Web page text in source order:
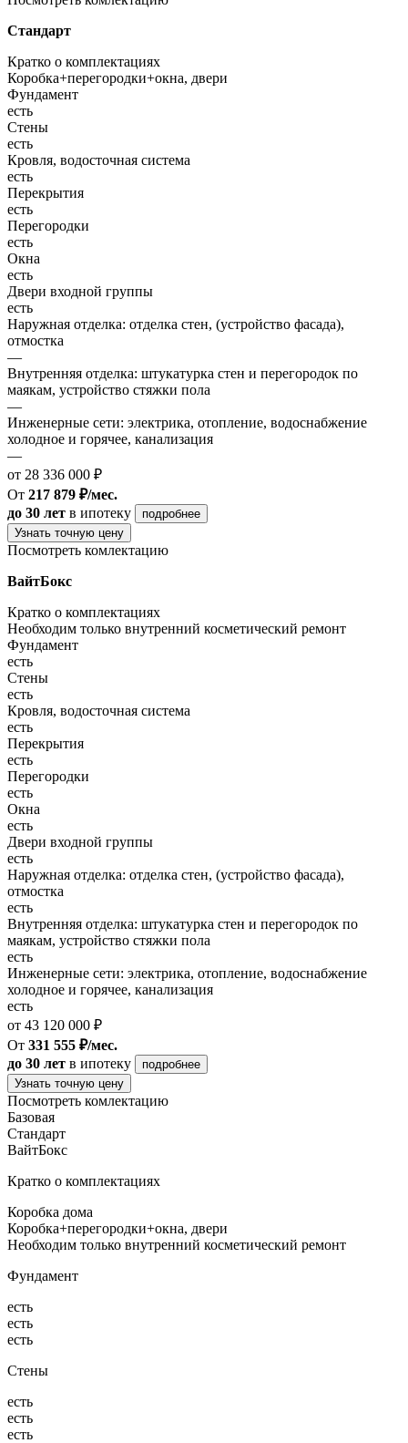
Стандарт
Кратко о комплектациях
Коробка+перегородки+окна, двери
Фундамент
есть
Стены
есть
Кровля, водосточная система
есть
Перекрытия
есть
Перегородки
есть
Окна
есть
Двери входной группы
есть
Наружная отделка: отделка стен, (устройство фасада),
отмостка
—
Внутренняя отделка: штукатурка стен и перегородок по
маякам, устройство стяжки пола
—
Инженерные сети: электрика, отопление, водоснабжение
холодное и горячее, канализация
—
от 28 336 000 ₽
От 217 879 ₽/мес.
до 30 лет в ипотеку
подробнее
Узнать точную цену
Посмотреть комлектацию
ВайтБокс
Кратко о комплектациях
Необходим только внутренний косметический ремонт
Фундамент
есть
Стены
есть
Кровля, водосточная система
есть
Перекрытия
есть
Перегородки
есть
Окна
есть
Двери входной группы
есть
Наружная отделка: отделка стен, (устройство фасада),
отмостка
есть
Внутренняя отделка: штукатурка стен и перегородок по
маякам, устройство стяжки пола
есть
Инженерные сети: электрика, отопление, водоснабжение
холодное и горячее, канализация
есть
от 43 120 000 ₽
От 331 555 ₽/мес.
до 30 лет в ипотеку
подробнее
Узнать точную цену
Посмотреть комлектацию
Базовая
Стандарт
ВайтБокс
Кратко о комплектациях
Коробка дома
Коробка+перегородки+окна, двери
Необходим только внутренний косметический ремонт
Фундамент
есть
есть
есть
Стены
есть
есть
есть